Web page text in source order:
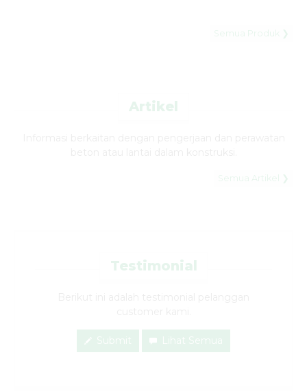
Semua Produk ❯
Artikel
Semua Artikel ❯
Testimonial
Submit Lihat Semua